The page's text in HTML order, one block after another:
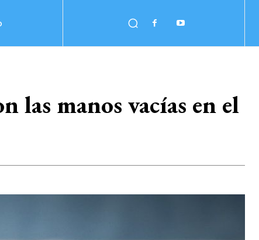
las manos vacías en el